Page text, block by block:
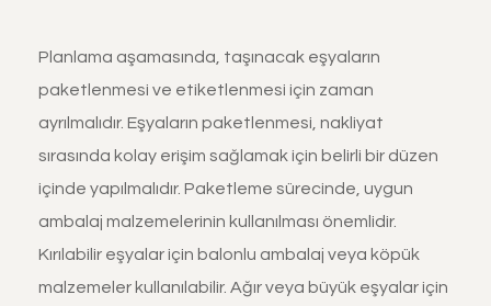
Planlama aşamasında, taşınacak eşyaların
paketlenmesi ve etiketlenmesi için zaman
ayrılmalıdır. Eşyaların paketlenmesi, nakliyat
sırasında kolay erişim sağlamak için belirli bir düzen
içinde yapılmalıdır. Paketleme sürecinde, uygun
ambalaj malzemelerinin kullanılması önemlidir.
Kırılabilir eşyalar için balonlu ambalaj veya köpük
malzemeler kullanılabilir. Ağır veya büyük eşyalar için